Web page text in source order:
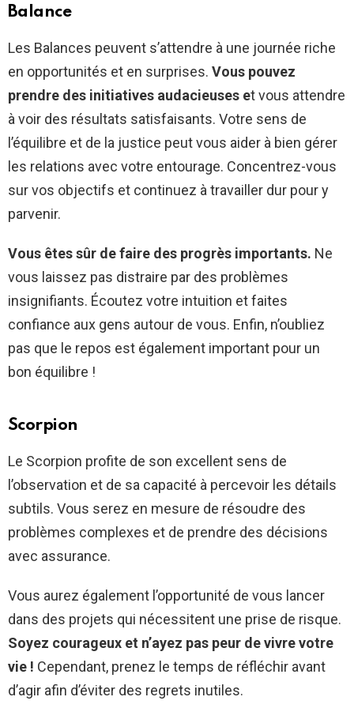
Balance
Les Balances peuvent s’attendre à une journée riche
en opportunités et en surprises. Vous pouvez
prendre des initiatives audacieuses et vous attendre
à voir des résultats satisfaisants. Votre sens de
l’équilibre et de la justice peut vous aider à bien gérer
les relations avec votre entourage. Concentrez-vous
sur vos objectifs et continuez à travailler dur pour y
parvenir.
Vous êtes sûr de faire des progrès importants. Ne
vous laissez pas distraire par des problèmes
insignifiants. Écoutez votre intuition et faites
confiance aux gens autour de vous. Enfin, n’oubliez
pas que le repos est également important pour un
bon équilibre !
Scorpion
Le Scorpion profite de son excellent sens de
l’observation et de sa capacité à percevoir les détails
subtils. Vous serez en mesure de résoudre des
problèmes complexes et de prendre des décisions
avec assurance.
Vous aurez également l’opportunité de vous lancer
dans des projets qui nécessitent une prise de risque.
Soyez courageux et n’ayez pas peur de vivre votre
vie ! Cependant, prenez le temps de réfléchir avant
d’agir afin d’éviter des regrets inutiles.